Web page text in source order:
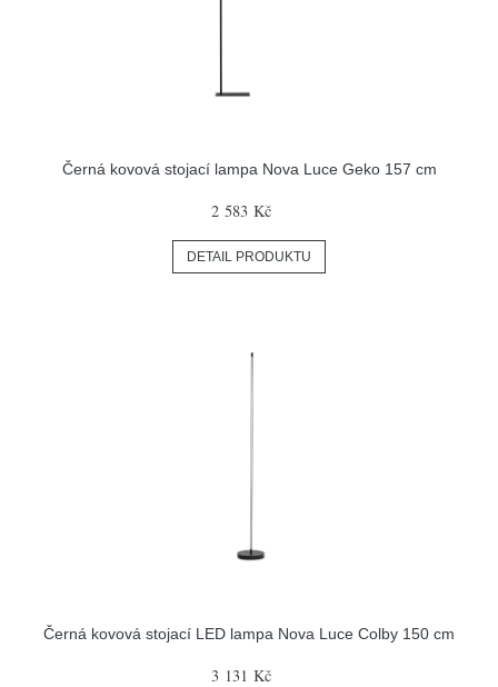
Černá kovová stojací lampa Nova Luce Geko 157 cm
2 583 Kč
DETAIL PRODUKTU
Černá kovová stojací LED lampa Nova Luce Colby 150 cm
3 131 Kč